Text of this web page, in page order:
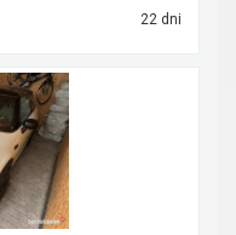
22 dni